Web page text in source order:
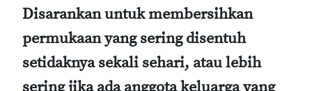
Disarankan untuk membersihkan
permukaan yang sering disentuh
setidaknya sekali sehari, atau lebih
sering jika ada anggota keluarga yang